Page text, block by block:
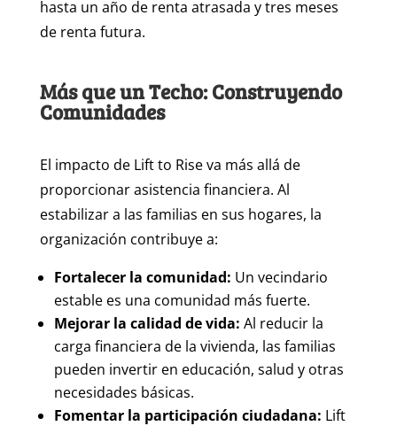
hasta un año de renta atrasada y tres meses
de renta futura.
Más que un Techo: Construyendo
Comunidades
El impacto de Lift to Rise va más allá de
proporcionar asistencia financiera. Al
estabilizar a las familias en sus hogares, la
organización contribuye a:
Fortalecer la comunidad: Un vecindario
estable es una comunidad más fuerte.
Mejorar la calidad de vida: Al reducir la
carga financiera de la vivienda, las familias
pueden invertir en educación, salud y otras
necesidades básicas.
Fomentar la participación ciudadana: Lift